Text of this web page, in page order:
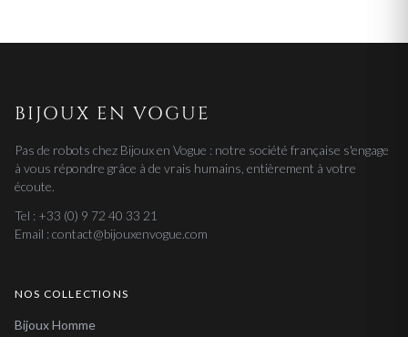
BIJOUX EN VOGUE
Pas de robots chez Bijoux en Vogue : notre société française s'engage
à vous répondre grâce à de vrais humains, entièrement à votre
écoute.
Tel : +33 (0) 9 72 40 33 21
Email : contact@bijouxenvogue.com
NOS COLLECTIONS
Bijoux Homme